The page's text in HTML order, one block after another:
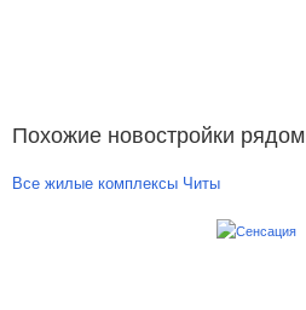
Похожие новостройки рядом
Все жилые комплексы Читы